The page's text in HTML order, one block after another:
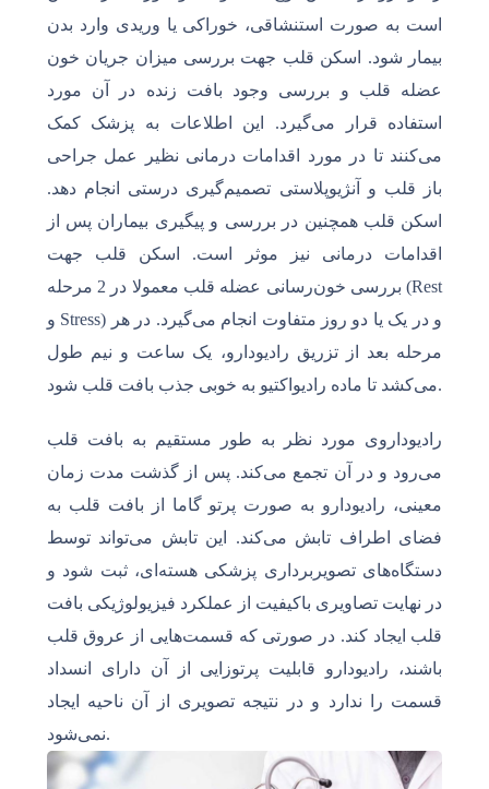
است به صورت استنشاقی، خوراکی یا وریدی وارد بدن
بیمار شود. اسکن قلب جهت بررسی میزان جریان خون
عضله قلب و بررسی وجود بافت زنده در آن مورد
استفاده قرار می‌گیرد. این اطلاعات به پزشک کمک
می‌کنند تا در مورد اقدامات درمانی نظیر عمل جراحی
باز قلب و آنژیوپلاستی تصمیم‌گیری درستی انجام دهد.
اسکن قلب همچنین در بررسی و پیگیری بیماران پس از
اقدامات درمانی نیز موثر است. اسکن قلب جهت
بررسی خون‌رسانی عضله قلب معمولا در 2 مرحله (Rest
و Stress) و در یک یا دو روز متفاوت انجام می‌گیرد. در هر
مرحله بعد از تزریق رادیودارو، یک ساعت و نیم طول
می‌کشد تا ماده رادیواکتیو به خوبی جذب بافت قلب شود.
رادیوداروی مورد نظر به طور مستقیم به بافت قلب
می‌رود و در آن تجمع می‌کند. پس از گذشت مدت زمان
معینی، رادیودارو به صورت پرتو گاما از بافت قلب به
فضای اطراف تابش می‌کند. این تابش می‌تواند توسط
دستگاه‌های تصویربرداری پزشکی هسته‌ای، ثبت شود و
در نهایت تصاویری باکیفیت از عملکرد فیزیولوژیکی بافت
قلب ایجاد کند. در صورتی که قسمت‌هایی از عروق قلب
دارای انسداد ‎ باشند، رادیودارو قابلیت پرتوزایی از آن
قسمت را ندارد و در نتیجه تصویری از آن ناحیه ایجاد
نمی‌شود.